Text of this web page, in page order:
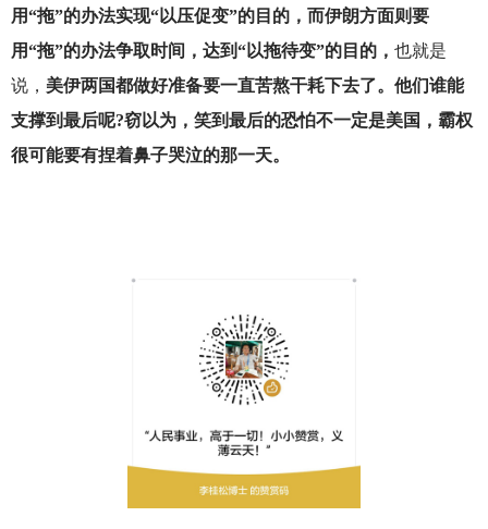
用“拖”的办法实现“以压促变”的目的，而伊朗方面则要
用“拖”的办法争取时间，达到“以拖待变”的目的， 也就是
说， 美伊两国都做好准备要一直苦熬干耗下去了。他们谁能
支撑到最后呢?窃以为，笑到最后的恐怕不一定是美国，霸权
很可能要有捏着鼻子哭泣的那一天。